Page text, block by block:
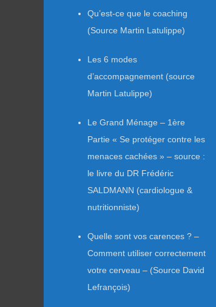
Qu’est-ce que le coaching
(Source Martin Latulippe)
Les 6 modes
d’accompagnement (source
Martin Latulippe)
Le Grand Ménage – 1ère
Partie « Se protéger contre les
menaces cachées » – source :
le livre du DR Frédéric
SALDMANN (cardiologue &
nutritionniste)
Quelle sont vos carences ? –
Comment utiliser correctement
votre cerveau – (Source David
Lefrançois)